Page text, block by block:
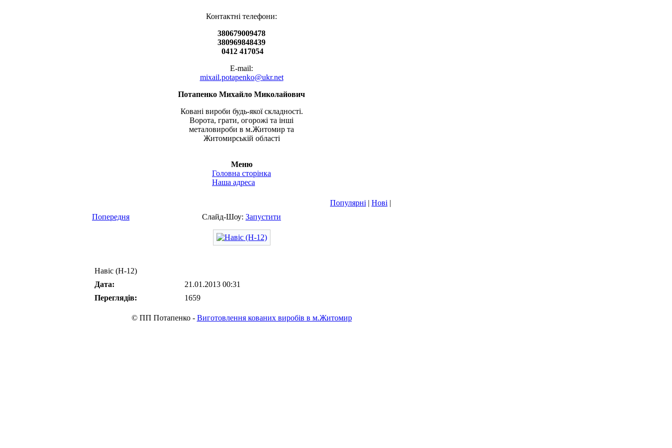
Контактні телефони:
380679009478
380969848439
0412 417054
E-mail:
mixail.potapenko@ukr.net
Потапенко Михайло Миколайович
Ковані вироби будь-якої складності.
Ворота, грати, огорожі та інші
металовироби в м.Житомир та
Житомирській області
Меню
Головна сторінка
Наша адреса
Популярні | Нові |
Попередня
Слайд-Шоу: Запустити
Навіс (Н-12)
Дата:
21.01.2013 00:31
Переглядів:
1659
© ПП Потапенко - Виготовлення кованих виробів в м.Житомир